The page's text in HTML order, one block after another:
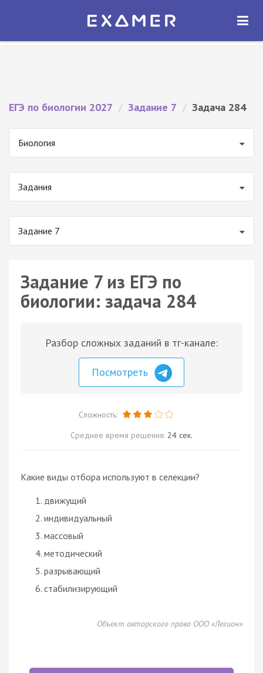
Экзамер — ЕГЭ 2027
ОТКРЫТЬ
ЕГЭ по биологии 2027 / Задание 7 / Задача 284
Биология
Задания
Задание 7
Задание 7 из ЕГЭ по
биологии: задача 284
Разбор сложных заданий в тг-канале:
Посмотреть
Сложность:
Среднее время решения: 24 сек.
Какие виды отбора используют в селекции?
движущий
индивидуальный
массовый
методический
разрывающий
стабилизирующий
Объект авторского права ООО «Легион»